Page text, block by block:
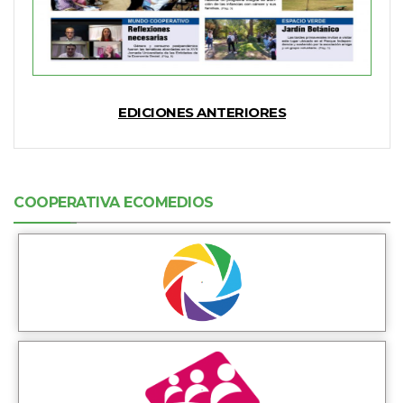
EDICIONES ANTERIORES
COOPERATIVA ECOMEDIOS